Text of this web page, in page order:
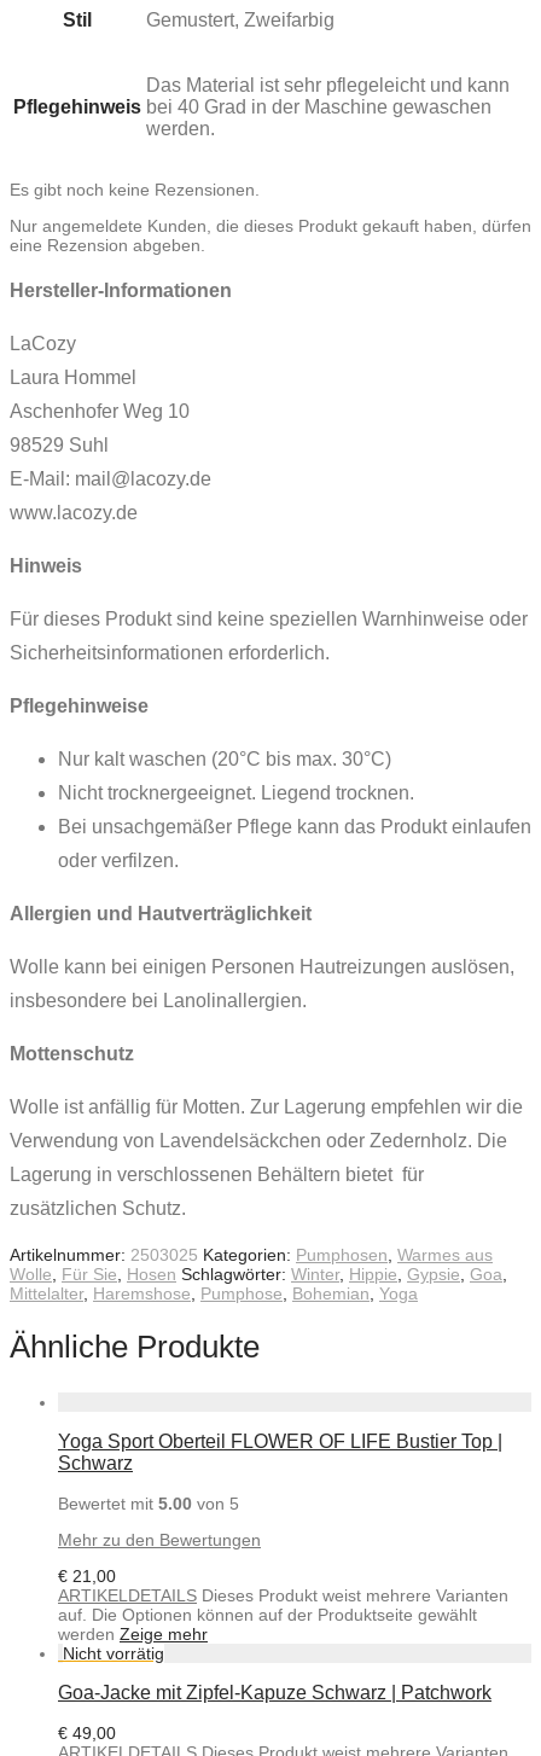
Stil Gemustert, Zweifarbig
Pflegehinweis
Das Material ist sehr pflegeleicht und kann
bei 40 Grad in der Maschine gewaschen
werden.
Es gibt noch keine Rezensionen.
Nur angemeldete Kunden, die dieses Produkt gekauft haben, dürfen
eine Rezension abgeben.
Hersteller-Informationen
LaCozy
Laura Hommel
Aschenhofer Weg 10
98529 Suhl
E-Mail: mail@lacozy.de
www.lacozy.de
Hinweis
Für dieses Produkt sind keine speziellen Warnhinweise oder
Sicherheitsinformationen erforderlich.
Pflegehinweise
Nur kalt waschen (20°C bis max. 30°C)
Nicht trocknergeeignet. Liegend trocknen.
Bei unsachgemäßer Pflege kann das Produkt einlaufen
oder verfilzen.
Allergien und Hautverträglichkeit
Wolle kann bei einigen Personen Hautreizungen auslösen,
insbesondere bei Lanolinallergien.
Mottenschutz
Wolle ist anfällig für Motten. Zur Lagerung empfehlen wir die
Verwendung von Lavendelsäckchen oder Zedernholz. Die
Lagerung in verschlossenen Behältern bietet für
zusätzlichen Schutz.
Artikelnummer: 2503025 Kategorien: Pumphosen Warmes aus
Wolle
Für Sie Hosen Schlagwörter: Winter, Hippie Gypsie Goa
Mittelalter, Haremshose Pumphose Bohemian Yoga
Ähnliche Produkte
Yoga Sport Oberteil FLOWER OF LIFE Bustier Top |
Schwarz
Bewertet mit 5.00 von 5
Mehr zu den Bewertungen
€ 21,00
ARTIKELDETAILS Dieses Produkt weist mehrere Varianten
auf. Die Optionen können auf der Produktseite gewählt
werden Zeige mehr
Goa-Jacke mit Zipfel-Kapuze Schwarz | Patchwork
€ 49,00
ARTIKELDETAILS Dieses Produkt weist mehrere Varianten